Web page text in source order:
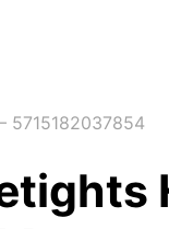
5715182037854